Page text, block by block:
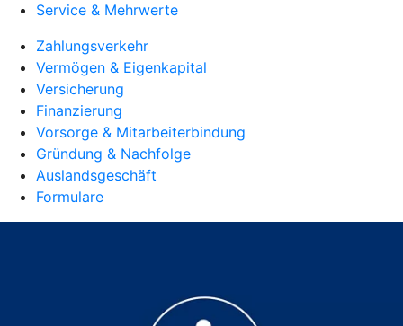
Service & Mehrwerte
Zahlungsverkehr
Vermögen & Eigenkapital
Versicherung
Finanzierung
Vorsorge & Mitarbeiterbindung
Gründung & Nachfolge
Auslandsgeschäft
Formulare